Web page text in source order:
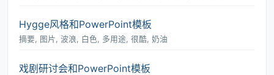
Hygge风格和PowerPoint模板
摘要, 图片, 波浪, 白色, 多用途, 很酷, 奶油
戏剧研讨会和PowerPoint模板